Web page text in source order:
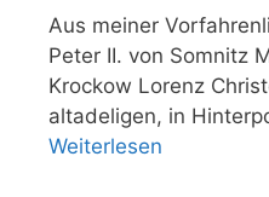
Aus meiner
Peter II. von Somnitz
Krockow Lorenz
altadeligen, in
Weiterlesen